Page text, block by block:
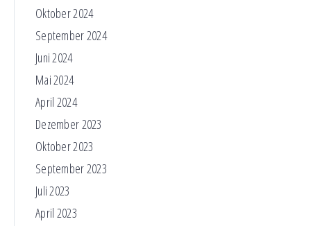
Oktober 2024
September 2024
Juni 2024
Mai 2024
April 2024
Dezember 2023
Oktober 2023
September 2023
Juli 2023
April 2023